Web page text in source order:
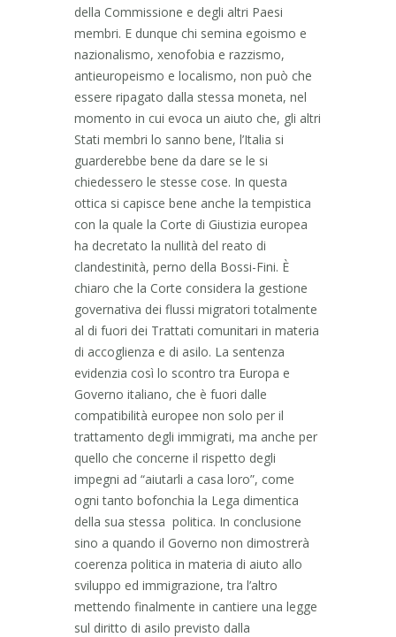
della Commissione e degli altri Paesi
membri. E dunque chi semina egoismo e
nazionalismo, xenofobia e razzismo,
antieuropeismo e localismo, non può che
essere ripagato dalla stessa moneta, nel
momento in cui evoca un aiuto che, gli altri
Stati membri lo sanno bene, l’Italia si
guarderebbe bene da dare se le si
chiedessero le stesse cose. In questa
ottica si capisce bene anche la tempistica
con la quale la Corte di Giustizia europea
ha decretato la nullità del reato di
clandestinità, perno della Bossi-Fini. È
chiaro che la Corte considera la gestione
governativa dei flussi migratori totalmente
al di fuori dei Trattati comunitari in materia
di accoglienza e di asilo. La sentenza
evidenzia così lo scontro tra Europa e
Governo italiano, che è fuori dalle
compatibilità europee non solo per il
trattamento degli immigrati, ma anche per
quello che concerne il rispetto degli
impegni ad “aiutarli a casa loro”, come
ogni tanto bofonchia la Lega dimentica
della sua stessa politica. In conclusione
sino a quando il Governo non dimostrerà
coerenza politica in materia di aiuto allo
sviluppo ed immigrazione, tra l’altro
mettendo finalmente in cantiere una legge
sul diritto di asilo previsto dalla